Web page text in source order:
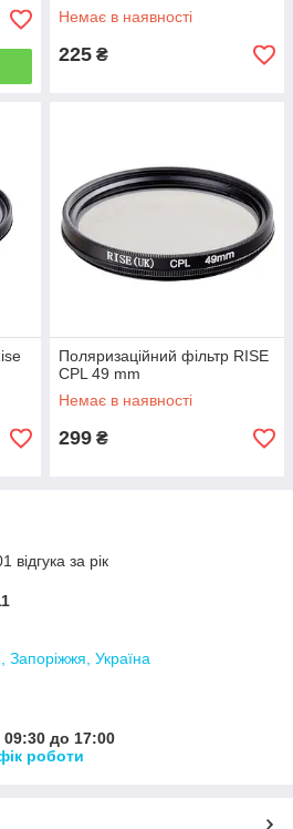
Немає в наявності
225 ₴
Поляризаційний фільтр RISE
CPL 49 mm
Немає в наявності
299 ₴
відгука за рік
Запоріжжя, Україна
до 17:00
роботи